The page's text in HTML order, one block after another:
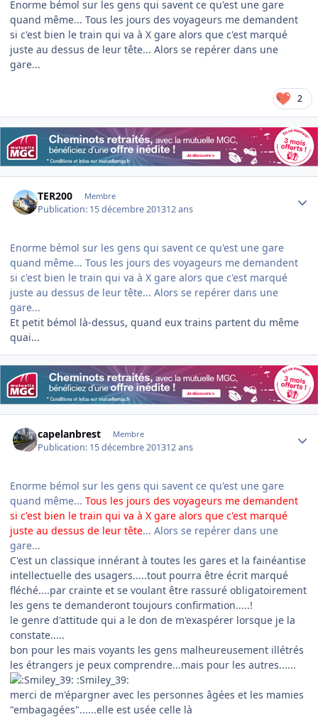
Enorme bémol sur les gens qui savent ce qu'est une gare
quand même... Tous les jours des voyageurs me demandent
si c'est bien le train qui va à X gare alors que c'est marqué
juste au dessus de leur tête... Alors se repérer dans une
gare...
2
TER200 Membre
Publication: 15 décembre 201312 ans
Enorme bémol sur les gens qui savent ce qu'est une gare
quand même... Tous les jours des voyageurs me demandent
si c'est bien le train qui va à X gare alors que c'est marqué
juste au dessus de leur tête... Alors se repérer dans une
gare...
Et petit bémol là-dessus, quand eux trains partent du même
quai...
capelanbrest Membre
Publication: 15 décembre 201312 ans
Enorme bémol sur les gens qui savent ce qu'est une gare
quand même... Tous les jours des voyageurs me demandent
si c'est bien le train qui va à X gare alors que c'est marqué
juste au dessus de leur tête... Alors se repérer dans une
gare...
C'est un classique innérant à toutes les gares et la fainéantise
intellectuelle des usagers.....tout pourra être écrit marqué
fléché....par crainte et se voulant être rassuré obligatoirement
les gens te demanderont toujours confirmation.....!
le genre d'attitude qui a le don de m'exaspérer lorsque je la
constate.....
bon pour les mais voyants les gens malheureusement illétrés
les étrangers je peux comprendre...mais pour les autres......
:Smiley_39:
merci de m'épargner avec les personnes âgées et les mamies
"embagagées"......elle est usée celle là